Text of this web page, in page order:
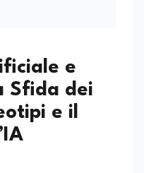
e
Sfida dei
e il